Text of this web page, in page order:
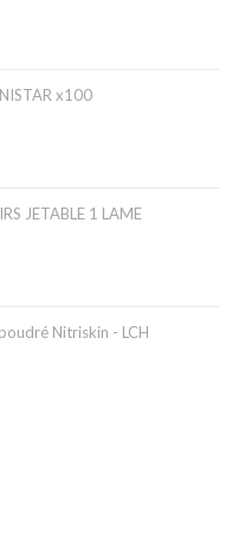
x100
JETABLE 1 LAME
Nitriskin - LCH